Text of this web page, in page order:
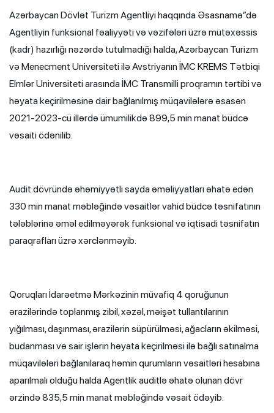
Azərbaycan Dövlət Turizm Agentliyi haqqında Əsasnamə”də
Agentliyin funksional fəaliyyəti və vəzifələri üzrə mütəxəssis
(kadr) hazırlığı nəzərdə tutulmadığı halda, Azərbaycan Turizm
və Menecment Universiteti ilə Avstriyanın İMC KREMS Tətbiqi
Elmlər Universiteti arasında İMC Transmilli proqramın tərtibi və
həyata keçirilməsinə dair bağlanılmış müqavilələrə əsasən
2021-2023-cü illərdə ümumilikdə 899,5 min manat büdcə
vəsaiti ödənilib.
Audit dövründə əhəmiyyətli sayda əməliyyatları əhatə edən
330 min manat məbləğində vəsaitlər vahid büdcə təsnifatının
tələblərinə əməl edilməyərək funksional və iqtisadi təsnifatın
paraqrafları üzrə xərclənməyib.
Qoruqları İdarəetmə Mərkəzinin müvafiq 4 qoruğunun
ərazilərində toplanmış zibil, xəzəl, məişət tullantılarının
yığılması, daşınması, ərazilərin süpürülməsi, ağacların əkilməsi,
budanması və sair işlərin həyata keçirilməsi ilə bağlı satınalma
müqavilələri bağlanılaraq həmin qurumların vəsaitləri hesabına
aparılmalı olduğu halda Agentlik auditlə əhatə olunan dövr
ərzində 835,5 min manat məbləğində vəsait ödəyib.